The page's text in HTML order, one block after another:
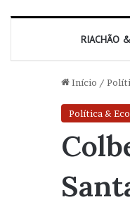
RIACHÃO
Início /
Política &